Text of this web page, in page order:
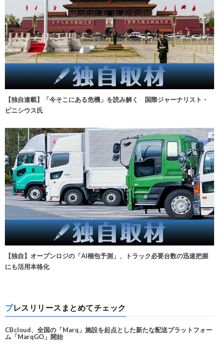
【独自連載】「今そこにある危機」を読み解く 国際ジャーナリスト・
ビニシウス氏
【独自】オープンロジの「AI梱包予測」、トラック必要台数の迅速把握
にも活用本格化
プレスリリースまとめてチェック
CBcloud、全国の「Marq」施設を起点とした新たな配送プラットフォー
ム「MarqGO」開始